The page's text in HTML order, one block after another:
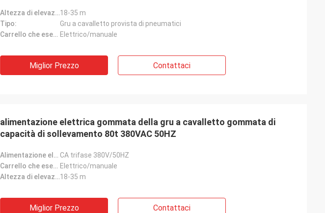
Altezza di elevazione:18-35 m
Tipo:
Gru a cavalletto provista di pneumatici
Carrello che esegue tipo: Elettrico/manuale
Miglior Prezzo Contattaci
alimentazione elettrica gommata della gru a cavalletto gommata di
capacità di sollevamento 80t 380VAC 50HZ
Alimentazione elettrica: CA trifase 380V/50HZ
Carrello che esegue tipo: Elettrico/manuale
Altezza di elevazione:18-35 m
Miglior Prezzo Contattaci